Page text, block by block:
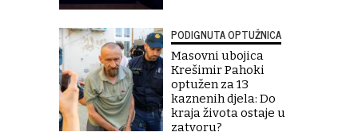
PODIGNUTA OPTUŽNICA
Masovni ubojica
Krešimir Pahoki
optužen za 13
kaznenih djela: Do
kraja života ostaje u
zatvoru?